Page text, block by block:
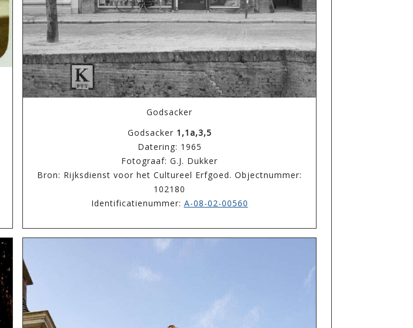
Godsacker
Godsacker 1,1a,3,5
Datering: 1965
Fotograaf: G.J. Dukker
Bron: Rijksdienst voor het Cultureel Erfgoed. Objectnummer:
102180
Identificatienummer: A-08-02-00560